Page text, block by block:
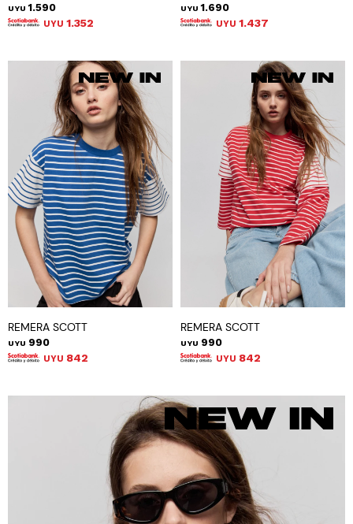
UYU 1.590
UYU 1.352
UYU 1.690
UYU 1.437
REMERA SCOTT
UYU 990
UYU 842
REMERA SCOTT
UYU 990
UYU 842